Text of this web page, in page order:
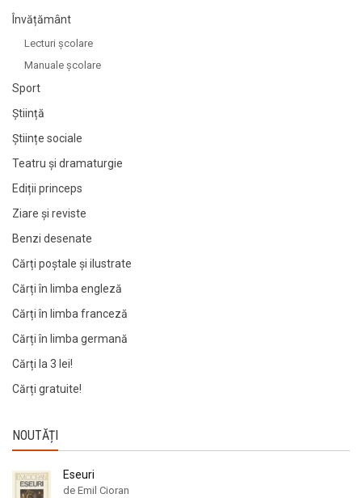
Învățământ
Lecturi şcolare
Manuale şcolare
Sport
Știință
Științe sociale
Teatru și dramaturgie
Ediții princeps
Ziare şi reviste
Benzi desenate
Cărți poștale și ilustrate
Cărți în limba engleză
Cărți în limba franceză
Cărți în limba germană
Cărți la 3 lei!
Cărți gratuite!
NOUTĂȚI
Eseuri
de Emil Cioran